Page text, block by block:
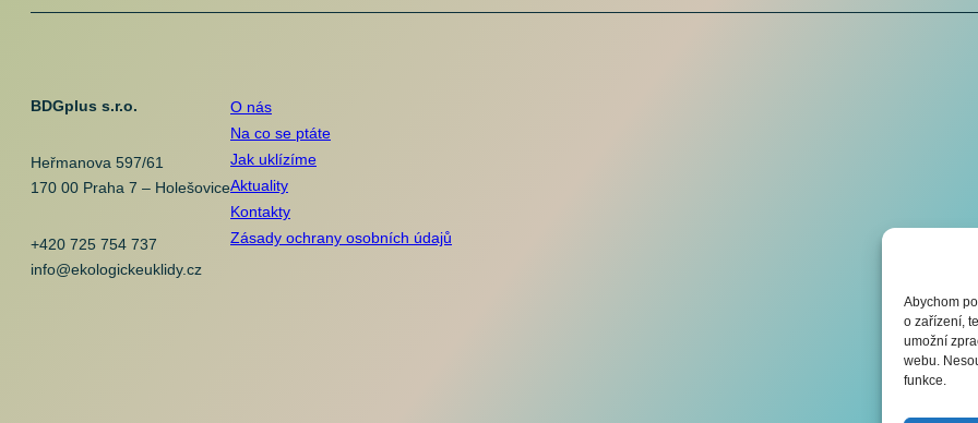
Abychom
o zařízení,
umožní
webu.
funkce.
BDGplus s.r.o.
Heřmanova 597/61
170 00 Praha 7 – Holešovice
+420 725 754 737
info@ekologickeuklidy.cz
O nás
Na co se ptáte
Jak uklízíme
Aktuality
Kontakty
Zásady ochrany osobních údajů